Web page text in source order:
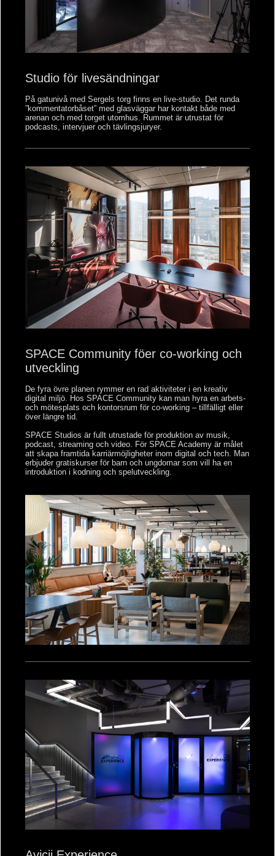
Studio för livesändningar
På gatunivå med Sergels torg finns en live-studio. Det runda
”kommentatorbåset” med glasväggar har kontakt både med
arenan och med torget utomhus. Rummet är utrustat för
podcasts, intervjuer och tävlings­juryer.
SPACE Community föer co-working och
utveckling
De fyra övre planen rymmer en rad aktiviteter i en kreativ
digital miljö. Hos SPACE Community kan man hyra en arbets-
och mötesplats och kontorsrum för co-working – tillfälligt eller
över längre tid.
SPACE Studios är fullt utrustade för produktion av musik,
podcast, streaming och video. För SPACE Academy är målet
att skapa framtida karriärmöjligheter inom digital och tech. Man
erbjuder gratiskurser för barn och ungdomar som vill ha en
introduktion i kodning och spelutveckling.